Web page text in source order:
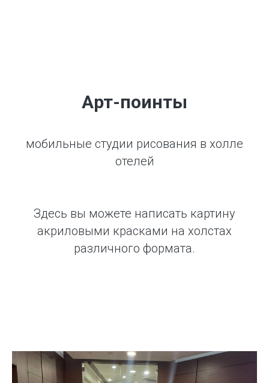
Арт-поинты
мобильные студии рисования в холле
отелей
Здесь вы можете написать картину
акриловыми красками на холстах
различного формата.